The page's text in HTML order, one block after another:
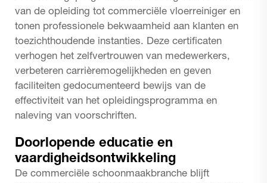
van de opleiding tot commerciële vloerreiniger en
tonen professionele bekwaamheid aan klanten en
toezichthoudende instanties. Deze certificaten
verhogen het zelfvertrouwen van medewerkers,
verbeteren carrièremogelijkheden en geven
faciliteiten gedocumenteerd bewijs van de
effectiviteit van het opleidingsprogramma en
naleving van voorschriften.
Doorlopende educatie en
vaardigheidsontwikkeling
De commerciële schoonmaakbranche blijft